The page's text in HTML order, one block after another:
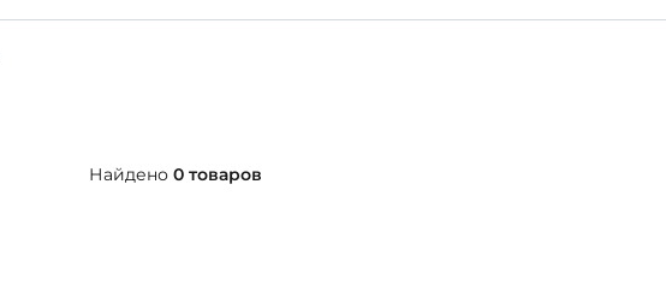
Найдено 0 товаров